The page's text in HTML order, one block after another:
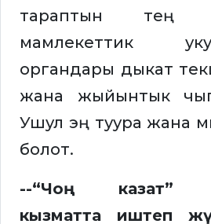
тараптын тең
мамлекеттик
органдары дыкат
жана жыйынтык
Ушул эң туура жана
болот.
--“Чоң казат”
кызматта иштеп